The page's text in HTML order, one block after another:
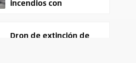
incendios con
Dron de extinción de